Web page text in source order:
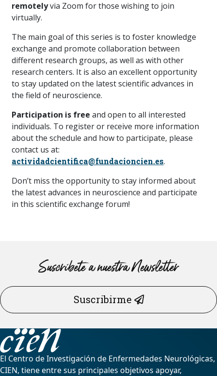
remotelyvia Zoom for those wishing to join
virtually.
The main goal of this series is to foster knowledge
exchange and promote collaboration between
different research groups, as well as with other
research centers. It is also an excellent opportunity
to stay updated on the latest scientific advances in
the field of neuroscience.
Participation is free and open to all interested
individuals. To register or receive more information
about the schedule and how to participate, please
contact us at:
actividadcientifica@fundacioncien.es.
Don’t miss the opportunity to stay informed about
the latest advances in neuroscience and participate
in this scientific exchange forum!
Suscríbete a nuestra Newsletter
Suscribirme
El Centro de Investigación de Enfermedades Neurológicas,
CIEN, tiene entre sus principales objetivos apoyar,